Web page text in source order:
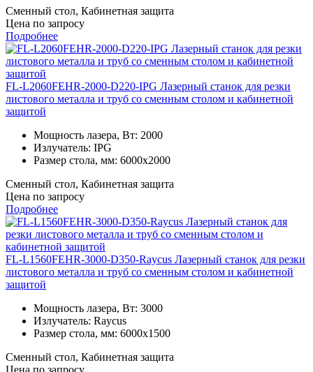
Сменный стол, Кабинетная защита
Цена по запросу
Подробнее
FL-L2060FEHR-2000-D220-IPG Лазерный станок для резки
листового металла и труб со сменным столом и кабинетной
защитой
Мощность лазера, Вт: 2000
Излучатель: IPG
Размер стола, мм: 6000x2000
Сменный стол, Кабинетная защита
Цена по запросу
Подробнее
FL-L1560FEHR-3000-D350-Raycus Лазерный станок для резки
листового металла и труб со сменным столом и кабинетной
защитой
Мощность лазера, Вт: 3000
Излучатель: Raycus
Размер стола, мм: 6000x1500
Сменный стол, Кабинетная защита